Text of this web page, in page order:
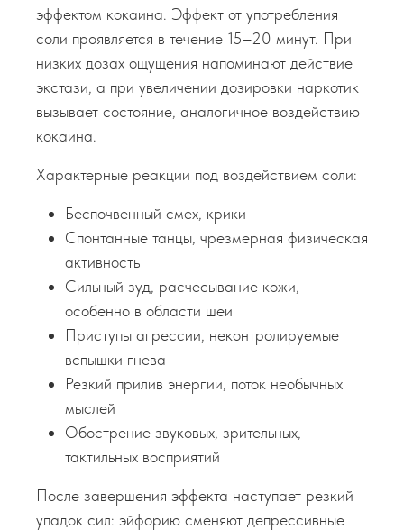
эффектом кокаина. Эффект от употребления
соли проявляется в течение 15–20 минут. При
низких дозах ощущения напоминают действие
экстази, а при увеличении дозировки наркотик
вызывает состояние, аналогичное воздействию
кокаина.
Характерные реакции под воздействием соли:
Беспочвенный смех, крики
Спонтанные танцы, чрезмерная физическая
активность
Сильный зуд, расчесывание кожи,
особенно в области шеи
Приступы агрессии, неконтролируемые
вспышки гнева
Резкий прилив энергии, поток необычных
мыслей
Обострение звуковых, зрительных,
тактильных восприятий
После завершения эффекта наступает резкий
упадок сил: эйфорию сменяют депрессивные